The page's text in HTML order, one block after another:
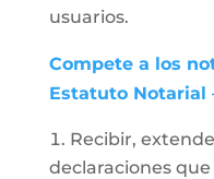
usuarios.
Compete a los
Estatuto Notarial
Recibir,
declaraciones